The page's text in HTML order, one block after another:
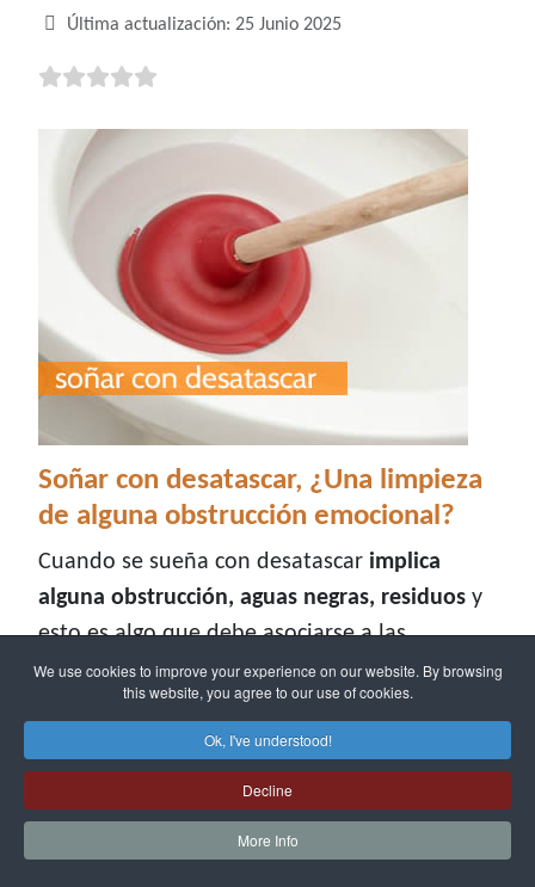
We use cookies to improve your experience on our website. By browsing
this website, you agree to our use of cookies.
Ok, I've understood!
Decline
More Info
Última actualización: 25 Junio 2025
Soñar con desatascar, ¿Una limpieza
de alguna obstrucción emocional?
Cuando se sueña con desatascar implica
alguna obstrucción, aguas negras, residuos y
esto es algo que debe asociarse a las
emociones tocadas también dentro del
Detalles
Escrito por:soñarcon.online
Última actualización: 25 Junio 2025